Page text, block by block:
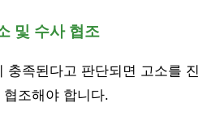
및 수사 협조
충족된다고 판단되면 고소를
협조해야 합니다.